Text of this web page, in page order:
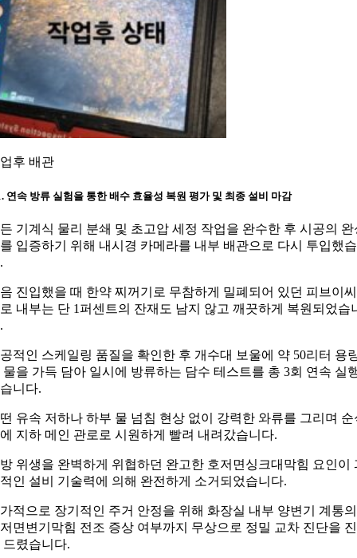
후 배관
연속 방류 실험을 통한 배수 효율성 복원 평가 및 최종 설비 마감
기계식 물리 분쇄 및 초고압 세정 작업을 완수한 후 시공의 완
입증하기 위해 내시경 카메라를 내부 배관으로 다시 투입했
진입했을 때 한약 찌꺼기로 무참하게 밀폐되어 있던 피브이씨
내부는 단 1퍼센트의 잔재도 남지 않고 깨끗하게 복원되었습
적인 스케일링 품질을 확인한 후 개수대 보울에 약 50리터 용
물을 가득 담아 일시에 방류하는 담수 테스트를 총 3회 연속 실
니다.
유속 저하나 하부 물 넘침 현상 없이 강력한 와류를 그리며 순
지하 메인 관로로 시원하게 빨려 내려갔습니다.
위생을 완벽하게 위협하던 완고한 호저면싱크대막힘 요인이
인 설비 기술력에 의해 완전하게 소거되었습니다.
적으로 장기적인 주거 안정을 위해 화장실 내부 양변기 계통의
면변기막힘 전조 증상 여부까지 무상으로 정밀 교차 진단을
드렸습니다.